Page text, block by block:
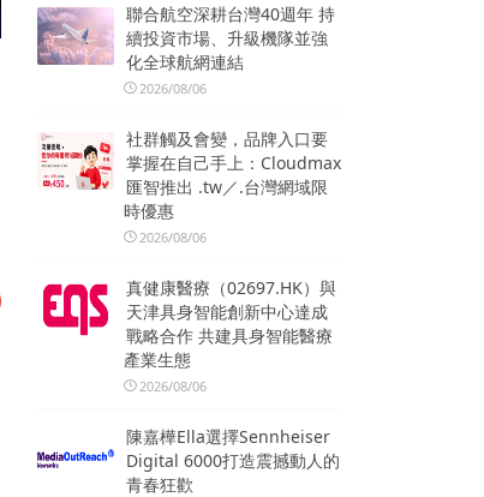
聯合航空深耕台灣40週年 持
續投資市場、升級機隊並強
化全球航網連結
2026/08/06
社群觸及會變，品牌入口要
掌握在自己手上：Cloudmax
匯智推出 .tw／.台灣網域限
時優惠
2026/08/06
真健康醫療（02697.HK）與
天津具身智能創新中心達成
戰略合作 共建具身智能醫療
產業生態
2026/08/06
陳嘉樺Ella選擇Sennheiser
Digital 6000打造震撼動人的
青春狂歡